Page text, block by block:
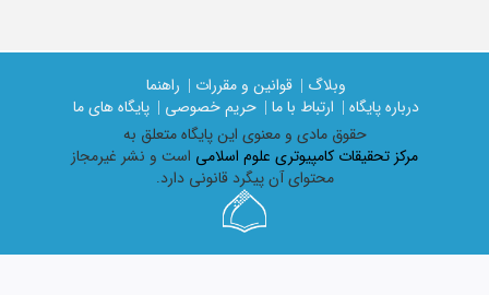
وبلاگ | قوانین و مقررات |
راهنما
درباره پایگاه |
ارتباط با ما | حریم خصوصی |
پایگاه های ما
حقوق مادی و معنوی اين پايگاه متعلق به
مرکز تحقیقات کامپیوتری علوم اسلامی است و نشر غیرمجاز
محتوای آن پیگرد قانونی دارد.